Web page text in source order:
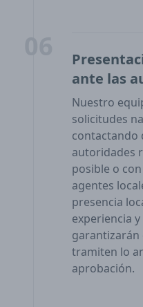
ante las
Nuestro
solicitudes
contactando
autoridades
posible o
agentes
presencia
experiencia
garantizarán
tramiten lo
aprobación.